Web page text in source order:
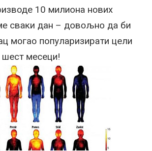
10 милиона нових
сваки дан – довољно да би
могао популаризирати цели
шест месеци!